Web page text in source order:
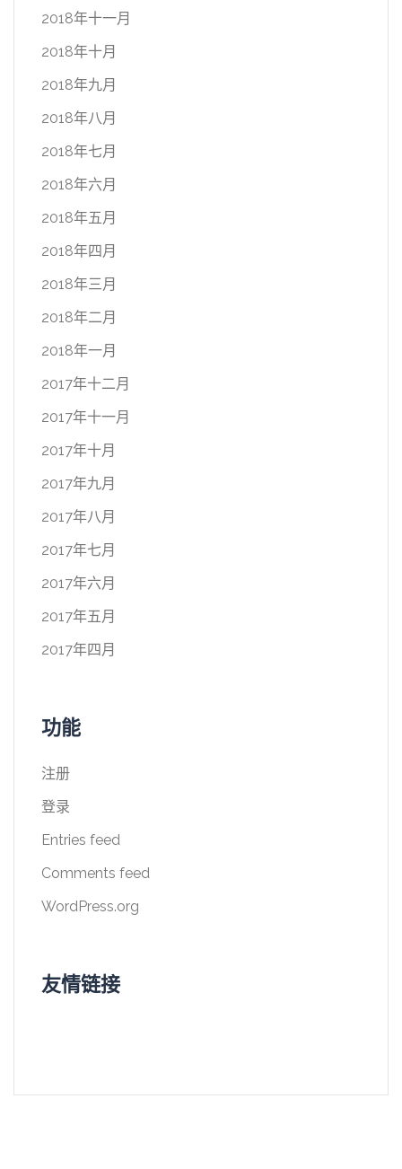
2018年十一月
2018年十月
2018年九月
2018年八月
2018年七月
2018年六月
2018年五月
2018年四月
2018年三月
2018年二月
2018年一月
2017年十二月
2017年十一月
2017年十月
2017年九月
2017年八月
2017年七月
2017年六月
2017年五月
2017年四月
功能
注册
登录
Entries feed
Comments feed
WordPress.org
友情链接